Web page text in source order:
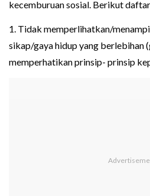
kecemburuan sosial. Berikut
1. Tidak memperlihatkan/
sikap/gaya hidup yang berlebihan
memperhatikan prinsip- prinsip